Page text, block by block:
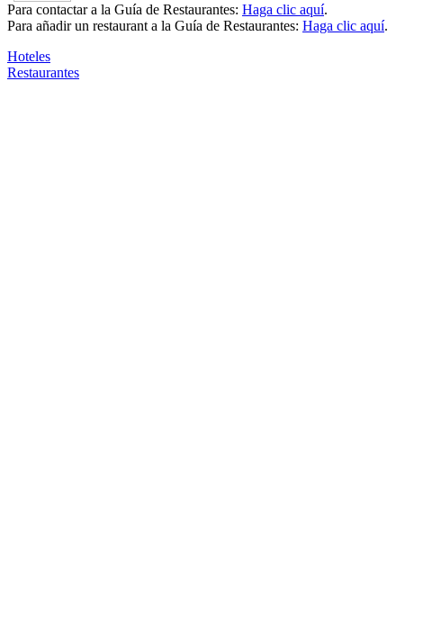
Para contactar a la Guía de Restaurantes: Haga clic aquí.
Para añadir un restaurant a la Guía de Restaurantes: Haga clic aquí.
Hoteles
Restaurantes